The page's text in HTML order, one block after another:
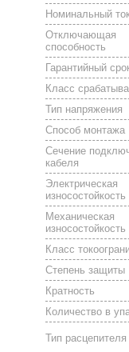
Номинальный
Отключающая
способность
Гарантийный
Класс
Тип напряжения
Способ монтажа
Сечение
кабеля
Электрическая
износостойкость
Механическая
износостойкость
Класс
Степень защиты
Кратность
Количество в
Тип расцепителя